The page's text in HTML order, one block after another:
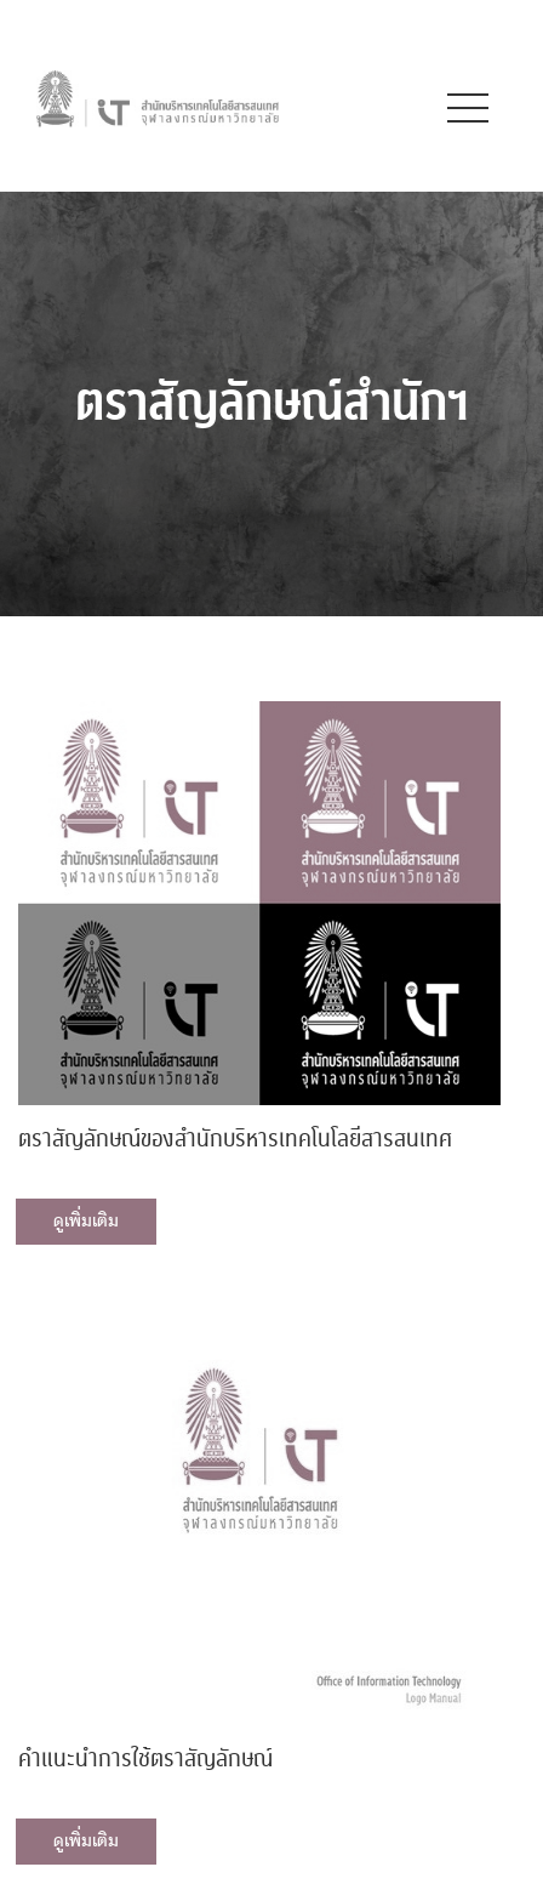
ตราสัญลักษณ์สำนักฯ
ตราสัญลักษณ์ของสำนักบริหารเทคโนโลยีสารสนเทศ
ดูเพิ่มเติม
คำแนะนำการใช้ตราสัญลักษณ์
ดูเพิ่มเติม